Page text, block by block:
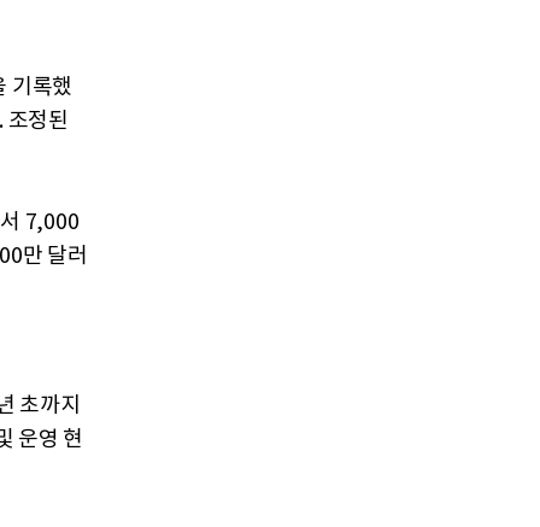
기록했
조정된
7,000
만 달러
초까지
운영 현